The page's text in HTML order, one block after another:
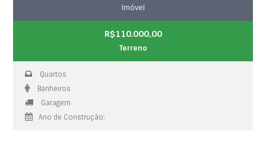
Imóvel
R$110.000,00
Terreno
Quartos
Banheiros
Garagem
Ano de Construção: